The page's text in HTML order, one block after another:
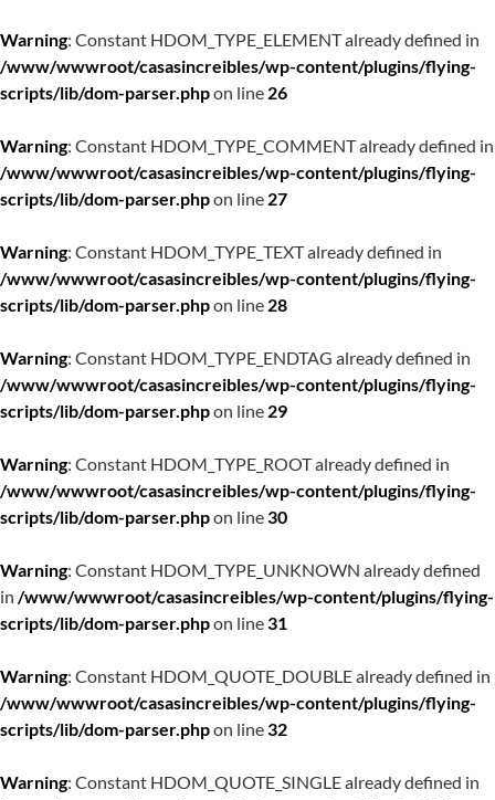
Warning: Constant HDOM_TYPE_ELEMENT already defined in
/www/wwwroot/casasincreibles/wp-content/plugins/flying-
scripts/lib/dom-parser.phpon line 26
Warning: Constant HDOM_TYPE_COMMENT already defined in
/www/wwwroot/casasincreibles/wp-content/plugins/flying-
scripts/lib/dom-parser.phpon line 27
Warning: Constant HDOM_TYPE_TEXT already defined in
/www/wwwroot/casasincreibles/wp-content/plugins/flying-
scripts/lib/dom-parser.phpon line 28
Warning: Constant HDOM_TYPE_ENDTAG already defined in
/www/wwwroot/casasincreibles/wp-content/plugins/flying-
scripts/lib/dom-parser.phpon line 29
Warning: Constant HDOM_TYPE_ROOT already defined in
/www/wwwroot/casasincreibles/wp-content/plugins/flying-
scripts/lib/dom-parser.phpon line30
Warning: Constant HDOM_TYPE_UNKNOWN already defined
in /www/wwwroot/casasincreibles/wp-content/plugins/flying-
scripts/lib/dom-parser.phpon line31
Warning: Constant HDOM_QUOTE_DOUBLE already defined in
/www/wwwroot/casasincreibles/wp-content/plugins/flying-
scripts/lib/dom-parser.phpon line32
Warning: Constant HDOM_QUOTE_SINGLE already defined in